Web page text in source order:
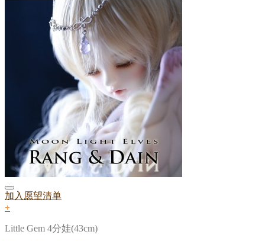
加入愿望清单
+
Little Gem 4分娃(43cm)